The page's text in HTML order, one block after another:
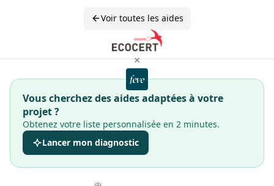
Voir toutes les aides
×
Vous cherchez des aides adaptées à votre
projet ?
Obtenez votre liste personnalisée en 2 minutes.
Lancer mon diagnostic